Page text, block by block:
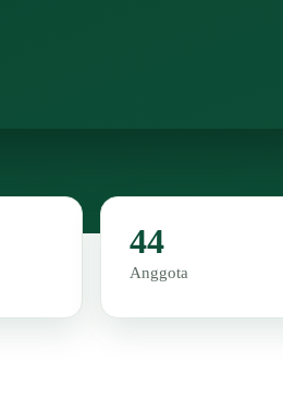
44
Anggota